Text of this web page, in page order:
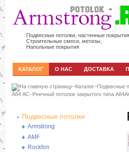
Подвесные потолки, настенные покрытия,
Строительные смеси, метизы,
Напольные покрытия
КАТАЛОГ О НАС ДОСТАВКА
–Каталог–Подвесные
А84 АС–Реечный потолок закрытого типа
- Подвесные потолки
+ Armstrong
+ AMF
+ Rockfon